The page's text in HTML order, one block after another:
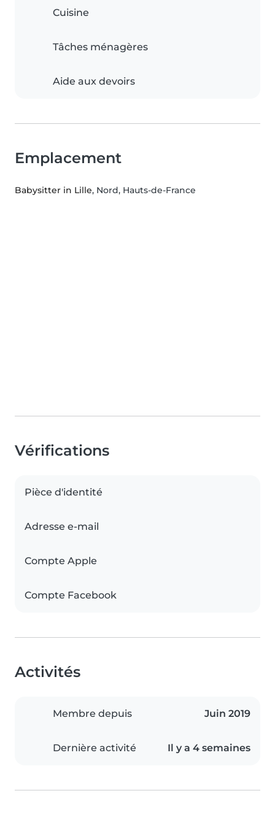
Cuisine
Tâches ménagères
Aide aux devoirs
Emplacement
Babysitter in Lille, Nord, Hauts-de-France
Vérifications
Pièce d'identité
Adresse e-mail
Compte Apple
Compte Facebook
Activités
Membre depuis Juin 2019
Dernière activité Il y a 4 semaines